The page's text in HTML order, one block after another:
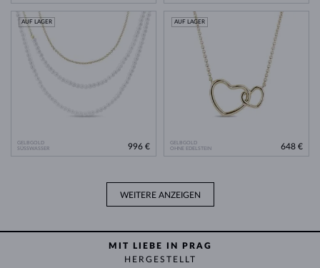
GELBGOLD
SÜSSWASSER
AUF LAGER
996 €
GELBGOLD
OHNE EDELSTEIN
AUF LAGER
648 €
WEITERE ANZEIGEN
MIT LIEBE IN PRAG
HERGESTELLT